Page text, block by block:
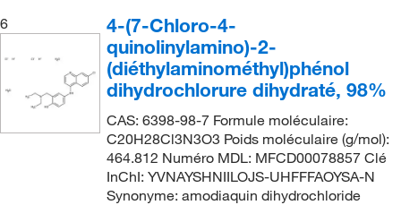
6
4-(7-Chloro-4-
quinolinylamino)-2-
(diéthylaminométhyl)phénol
dihydrochlorure dihydraté, 98%
CAS: 6398-98-7 Formule moléculaire:
C20H28Cl3N3O3 Poids moléculaire (g/mol):
464.812 Numéro MDL: MFCD00078857 Clé
InChI: YVNAYSHNIILOJS-UHFFFAOYSA-N
Synonyme: amodiaquin dihydrochloride